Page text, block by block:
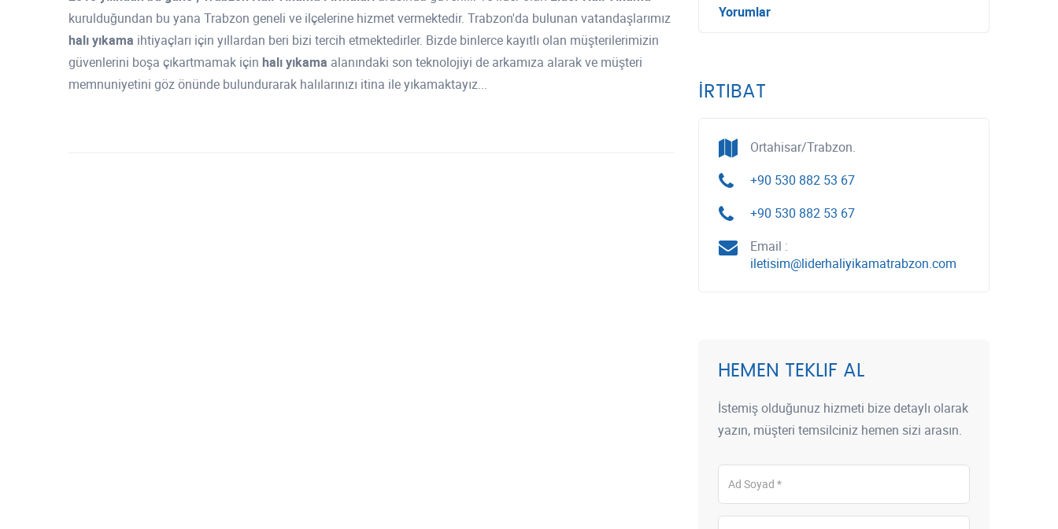
kurulduğundan bu yana Trabzon geneli ve ilçelerine hizmet vermektedir. Trabzon'da bulunan vatandaşlarımız
halı yıkama ihtiyaçları için yıllardan beri bizi tercih etmektedirler. Bizde binlerce kayıtlı olan müşterilerimizin
güvenlerini boşa çıkartmamak için halı yıkama alanındaki son teknolojiyi de arkamıza alarak ve müşteri
memnuniyetini göz önünde bulundurarak halılarınızı itina ile yıkamaktayız...
Yorumlar
İRTIBAT
Ortahisar/Trabzon.
+90 530 882 53 67
+90 530 882 53 67
Email :
iletisim@liderhaliyikamatrabzon.com
HEMEN TEKLIF AL
İstemiş olduğunuz hizmeti bize detaylı olarak
yazın, müşteri temsilciniz hemen sizi arasın.